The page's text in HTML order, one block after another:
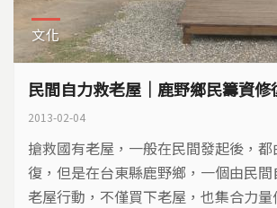
文化
民間自力救老屋｜鹿野鄉民籌資
2013-02-04
搶救國有老屋，一般在民間發起後，
復，但是在台東縣鹿野鄉，一個由民
老屋行動，不僅買下老屋，也集合力